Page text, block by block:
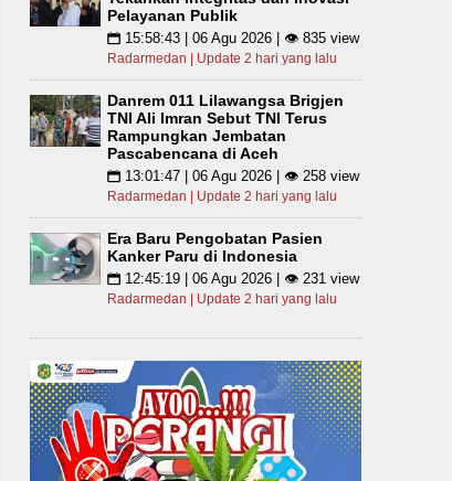
Pelayanan Publik
📅 15:58:43 | 06 Agu 2026 | 👁 835 view
Radarmedan | Update 2 hari yang lalu
Danrem 011 Lilawangsa Brigjen
TNI Ali Imran Sebut TNI Terus
Rampungkan Jembatan
Pascabencana di Aceh
📅 13:01:47 | 06 Agu 2026 | 👁 258 view
Radarmedan | Update 2 hari yang lalu
Era Baru Pengobatan Pasien
Kanker Paru di Indonesia
📅 12:45:19 | 06 Agu 2026 | 👁 231 view
Radarmedan | Update 2 hari yang lalu